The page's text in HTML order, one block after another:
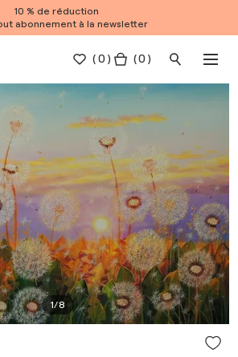
10 % de réduction
abonnement à la newsletter
(0 ) ( 0 )
1/8